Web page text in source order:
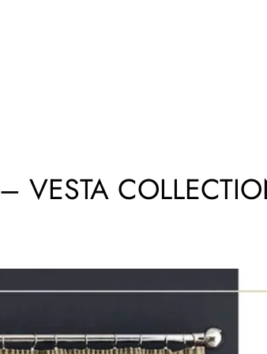
VESTA